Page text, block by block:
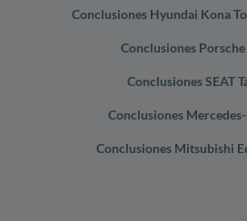
Conclusiones Hyundai Kona
Conclusiones
Conclusiones SEAT
Conclusiones Mercedes-
Conclusiones Mitsubishi